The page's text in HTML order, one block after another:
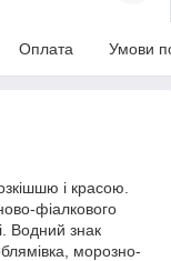
Оплата Умови
і красою.
фіалкового
Водний знак
морозно-